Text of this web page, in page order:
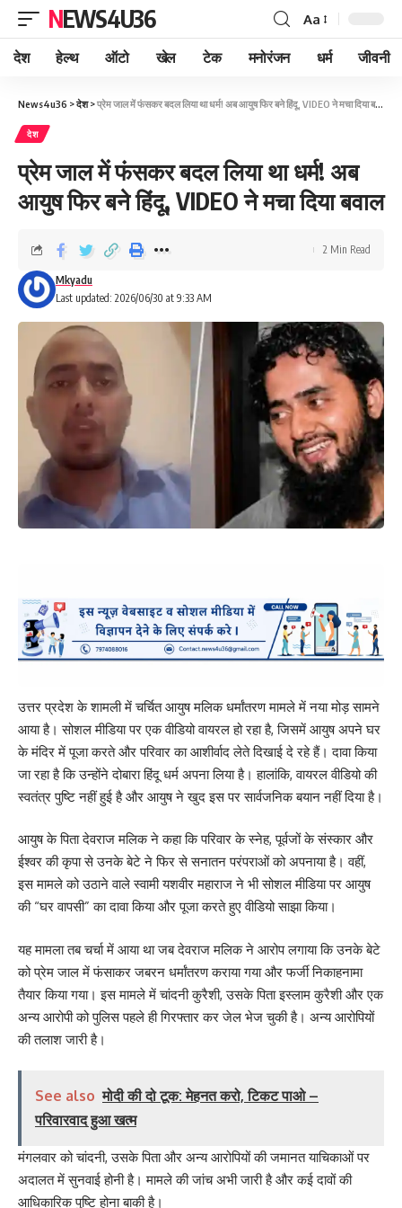
NEWS4U36 Aa
देश हेल्थ ऑटो खेल टेक मनोरंजन धर्म जीवनी
News4u36 >देश>प्रेम जाल में फंसकर बदल लिया था धर्म! अब आयुष फिर बने हिंदू, VIDEO ने मचा दिया बवाल
देश
प्रेम जाल में फंसकर बदल लिया था धर्म! अब
आयुष फिर बने हिंदू, VIDEO ने मचा दिया बवाल
Last updated: 2026/06/30 at 9:33 AM
Mkyadu
2 Min Read
उत्तर प्रदेश के शामली में चर्चित आयुष मलिक धर्मांतरण मामले में नया मोड़ सामने
आया है। सोशल मीडिया पर एक वीडियो वायरल हो रहा है, जिसमें आयुष अपने घर
के मंदिर में पूजा करते और परिवार का आशीर्वाद लेते दिखाई दे रहे हैं। दावा किया
जा रहा है कि उन्होंने दोबारा हिंदू धर्म अपना लिया है। हालांकि, वायरल वीडियो की
स्वतंत्र पुष्टि नहीं हुई है और आयुष ने खुद इस पर सार्वजनिक बयान नहीं दिया है।
आयुष के पिता देवराज मलिक ने कहा कि परिवार के स्नेह, पूर्वजों के संस्कार और
ईश्वर की कृपा से उनके बेटे ने फिर से सनातन परंपराओं को अपनाया है। वहीं,
इस मामले को उठाने वाले स्वामी यशवीर महाराज ने भी सोशल मीडिया पर आयुष
की “घर वापसी” का दावा किया और पूजा करते हुए वीडियो साझा किया।
यह मामला तब चर्चा में आया था जब देवराज मलिक ने आरोप लगाया कि उनके बेटे
को प्रेम जाल में फंसाकर जबरन धर्मांतरण कराया गया और फर्जी निकाहनामा
तैयार किया गया। इस मामले में चांदनी कुरैशी, उसके पिता इस्लाम कुरैशी और एक
अन्य आरोपी को पुलिस पहले ही गिरफ्तार कर जेल भेज चुकी है। अन्य आरोपियों
की तलाश जारी है।
See also मोदी की दो टूक: मेहनत करो, टिकट पाओ –
परिवारवाद हुआ खत्म
मंगलवार को चांदनी, उसके पिता और अन्य आरोपियों की जमानत याचिकाओं पर
अदालत में सुनवाई होनी है। मामले की जांच अभी जारी है और कई दावों की
आधिकारिक पुष्टि होना बाकी है।